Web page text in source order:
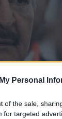
Personal
of the sale,
for targeted